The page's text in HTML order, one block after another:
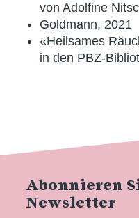
von Adolfine
Goldmann, 2021
«Heilsames
in den PBZ-
Abonnieren
Newsletter